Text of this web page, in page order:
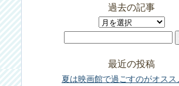
過去の記事
過
事
最近の投稿
夏は映画館で過ごすのがオスス